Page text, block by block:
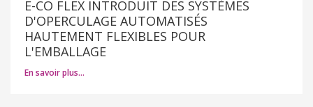
E-CO FLEX INTRODUIT DES SYSTÈMES
D'OPERCULAGE AUTOMATISÉS
HAUTEMENT FLEXIBLES POUR
L'EMBALLAGE
En savoir plus…